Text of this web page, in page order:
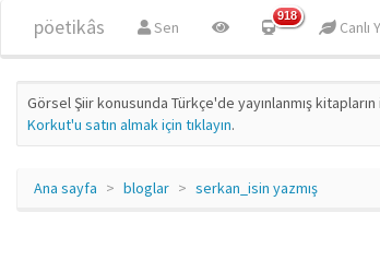
pöetikâs Sen
918
Canlı
Görsel Şiir konusunda Türkçe'de yayınlanmış
Korkut'u satın almak için tıklayın.
Ana sayfa bloglar serkan_isin yazmış